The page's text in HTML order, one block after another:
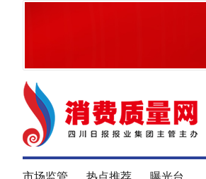
市场监管 热点推荐
曝光台